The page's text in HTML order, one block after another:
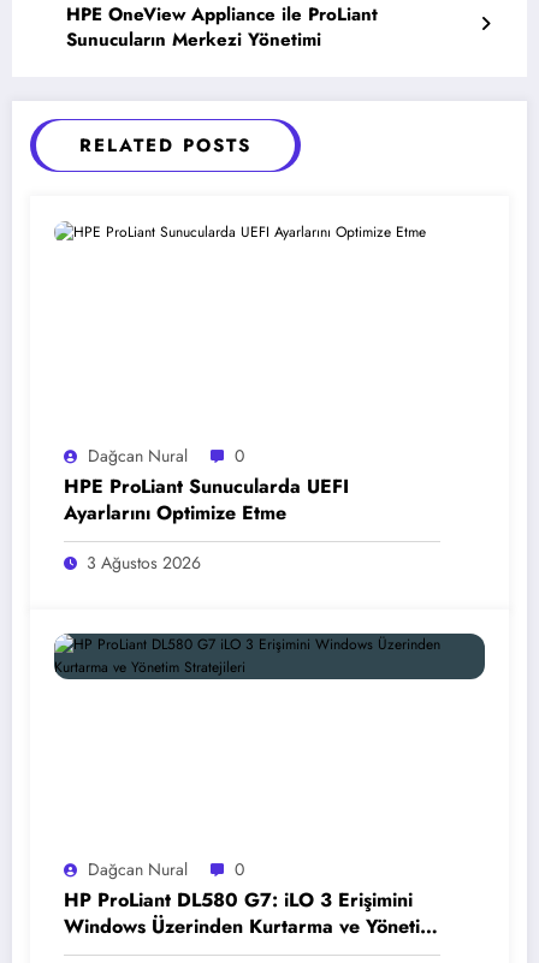
HPE OneView Appliance ile ProLiant
Sunucuların Merkezi Yönetimi
RELATED POSTS
Dağcan Nural 0
HPE ProLiant Sunucularda UEFI
Ayarlarını Optimize Etme
3 Ağustos 2026
Dağcan Nural 0
HP ProLiant DL580 G7: iLO 3 Erişimini
Windows Üzerinden Kurtarma ve Yönetim
Stratejileri